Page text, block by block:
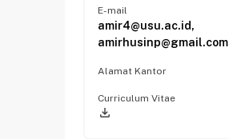
E-mail
amir4@usu.ac.id,
amirhusinp@gmail.com
Alamat Kantor
Curriculum Vitae
file_download